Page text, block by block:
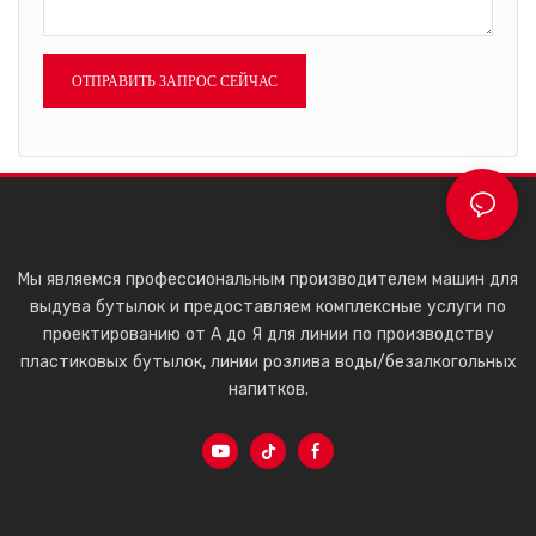
ОТПРАВИТЬ ЗАПРОС СЕЙЧАС
Мы являемся профессиональным производителем машин для
выдува бутылок и предоставляем комплексные услуги по
проектированию от А до Я для линии по производству
пластиковых бутылок, линии розлива воды/безалкогольных
напитков.